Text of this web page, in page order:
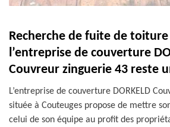
Recherche de fuite de toiture
l’entreprise de couverture
Couvreur zinguerie 43 reste
L’entreprise de couverture DORKELD
située à Couteuges propose de mettre
celui de son équipe au profit des